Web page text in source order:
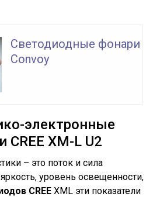
Светодиодные фонари
Convoy
электронные
CREE XM-L U2
– это поток и сила
уровень освещенности,
CREE XML эти показатели